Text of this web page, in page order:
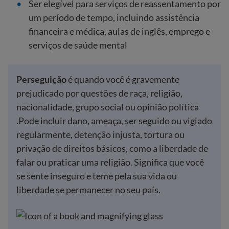
Ser elegível para serviços de reassentamento por
um período de tempo, incluindo assistência
financeira e médica, aulas de inglês, emprego e
serviços de saúde mental
Perseguiçãoé quando você é gravemente
prejudicado por questões de raça, religião,
nacionalidade, grupo social ou opinião política
.Pode incluir dano, ameaça, ser seguido ou vigiado
regularmente, detenção injusta, tortura ou
privação de direitos básicos, como a liberdade de
falar ou praticar uma religião. Significa que você
se sente inseguro e teme pela sua vida ou
liberdade se permanecer no seu país.